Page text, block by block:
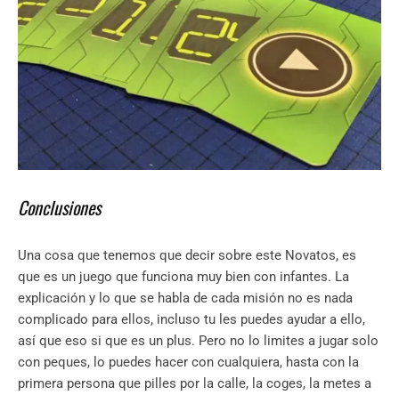
Conclusiones
Una cosa que tenemos que decir sobre este Novatos, es
que es un juego que funciona muy bien con infantes. La
explicación y lo que se habla de cada misión no es nada
complicado para ellos, incluso tu les puedes ayudar a ello,
así que eso si que es un plus. Pero no lo limites a jugar solo
con peques, lo puedes hacer con cualquiera, hasta con la
primera persona que pilles por la calle, la coges, la metes a